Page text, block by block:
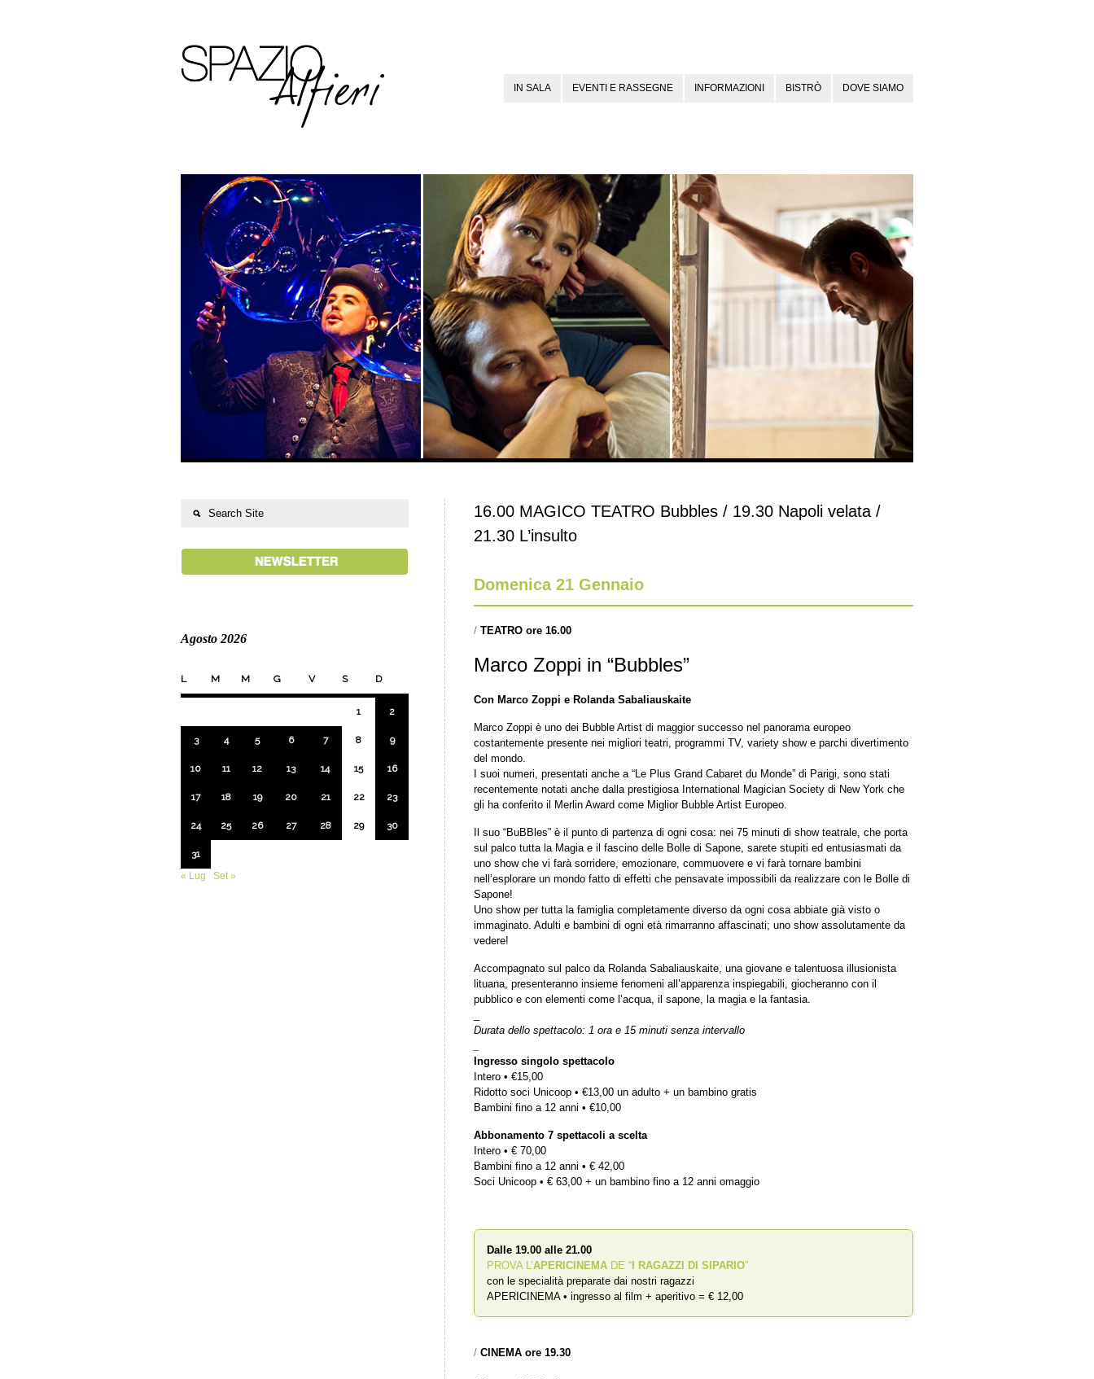
IN SALA EVENTI E RASSEGNE INFORMAZIONI BISTRÒ DOVE SIAMO
16.00 MAGICO TEATRO Bubbles / 19.30 Napoli velata /
21.30 L’insulto
Domenica 21 Gennaio
/ TEATRO ore 16.00
Marco Zoppi in “Bubbles”
Con Marco Zoppi e Rolanda Sabaliauskaite
Marco Zoppi è uno dei Bubble Artist di maggior successo nel panorama europeo
costantemente presente nei migliori teatri, programmi TV, variety show e parchi divertimento
del mondo.
I suoi numeri, presentati anche a “Le Plus Grand Cabaret du Monde” di Parigi, sono stati
recentemente notati anche dalla prestigiosa International Magician Society di New York che
gli ha conferito il Merlin Award come Miglior Bubble Artist Europeo.
Il suo “BuBBles” è il punto di partenza di ogni cosa: nei 75 minuti di show teatrale, che porta
sul palco tutta la Magia e il fascino delle Bolle di Sapone, sarete stupiti ed entusiasmati da
uno show che vi farà sorridere, emozionare, commuovere e vi farà tornare bambini
nell’esplorare un mondo fatto di effetti che pensavate impossibili da realizzare con le Bolle di
Sapone!
Uno show per tutta la famiglia completamente diverso da ogni cosa abbiate già visto o
immaginato. Adulti e bambini di ogni età rimarranno affascinati; uno show assolutamente da
vedere!
Accompagnato sul palco da Rolanda Sabaliauskaite, una giovane e talentuosa illusionista
lituana, presenteranno insieme fenomeni all’apparenza inspiegabili, giocheranno con il
pubblico e con elementi come l’acqua, il sapone, la magia e la fantasia.
Durata dello spettacolo: 1 ora e 15 minuti senza intervallo
Ingresso singolo spettacolo
Intero • €15,00
Ridotto soci Unicoop • €13,00 un adulto + un bambino gratis
Bambini fino a 12 anni • €10,00
Abbonamento 7 spettacoli a scelta
Intero • € 70,00
Bambini fino a 12 anni • € 42,00
Soci Unicoop • € 63,00 + un bambino fino a 12 anni omaggio
Dalle 19.00 alle 21.00
PROVA L’APERICINEMA DE “ I RAGAZZI DI SIPARIO”
con le specialità preparate dai nostri ragazzi
APERICINEMA • ingresso al film + aperitivo = € 12,00
/ CINEMA ore 19.30
Agosto 2026
L M M G V S D
1 2
3 4 5 6 7 8 9
10 11 12 13 14 15 16
17 18 19 20 21 22 23
24 25 26 27 28 29 30
31
« Lug
Set »